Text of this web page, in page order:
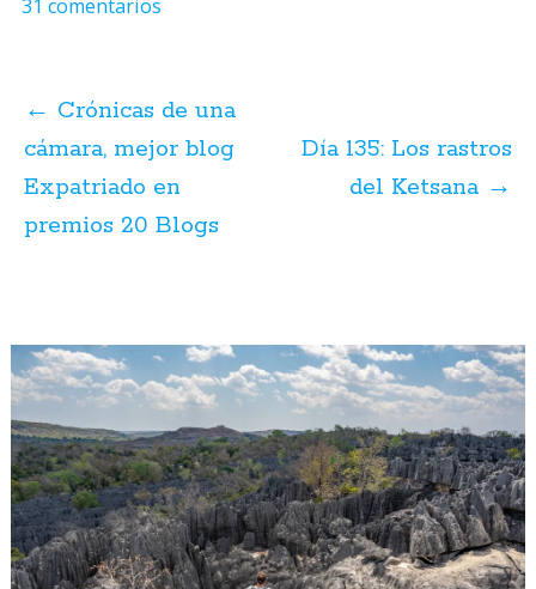
31 comentarios
← Crónicas de una
cámara, mejor blog
Expatriado en
premios 20 Blogs
Día 135: Los rastros
del Ketsana →